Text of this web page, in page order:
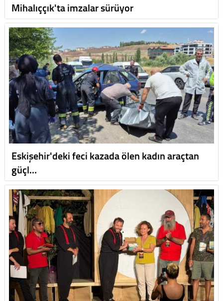
Mihalıççık'ta imzalar sürüyor
Eskişehir'deki feci kazada ölen kadın araçtan
güçl…